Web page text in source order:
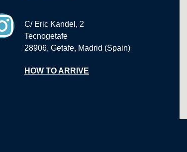
C/ Eric Kandel, 2
Tecnogetafe
28906, Getafe, Madrid (Spain)
HOW TO ARRIVE